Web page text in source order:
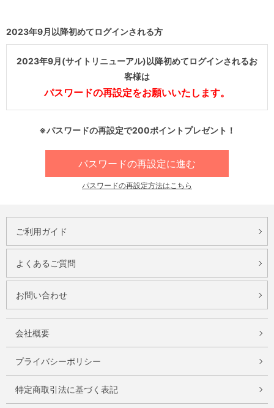
2023年9月以降初めてログインされる方
2023年9月(サイトリニューアル)以降初めてログインされるお
客様は
パスワードの再設定をお願いいたします。
※パスワードの再設定で200ポイントプレゼント！
パスワードの再設定に進む
パスワードの再設定方法はこちら
ご利用ガイド
よくあるご質問
お問い合わせ
会社概要
プライバシーポリシー
特定商取引法に基づく表記